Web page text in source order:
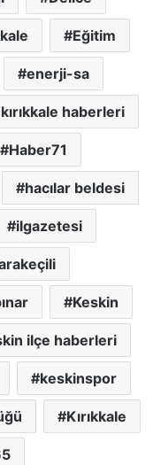
Eğitim
enerji-sa
haberleri
Haber71
hacılar beldesi
ilgazetesi
Keskin
ilçe haberleri
keskinspor
Kırıkkale